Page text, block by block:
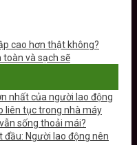
cao hơn thật không?
toàn và sạch sẽ
nhất của người lao động
liên tục trong nhà máy
sống thoải mái?
Người lao động nên